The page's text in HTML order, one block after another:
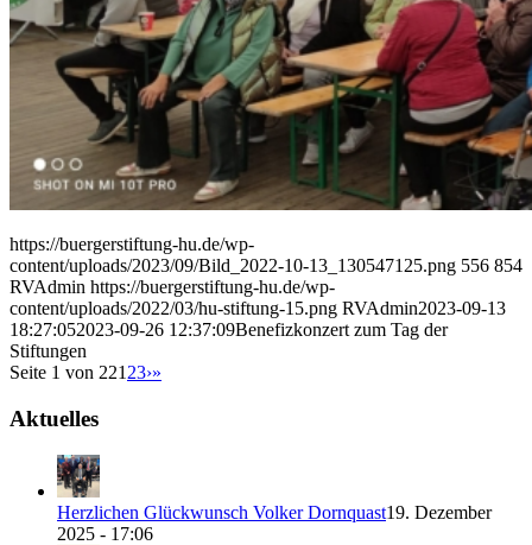
https://buergerstiftung-hu.de/wp-
content/uploads/2023/09/Bild_2022-10-13_130547125.png 556 854
RVAdmin https://buergerstiftung-hu.de/wp-
content/uploads/2022/03/hu-stiftung-15.png RVAdmin2023-09-13
18:27:052023-09-26 12:37:09Benefizkonzert zum Tag der
Stiftungen
Seite 1 von 221 23›»
Aktuelles
Herzlichen Glückwunsch Volker Dornquast19. Dezember
2025 - 17:06